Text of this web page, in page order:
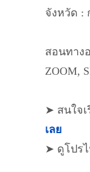
จังหวัด :
สอนทาง
ZOOM,
➤ สนใจ
เลย
➤ ดูโปร